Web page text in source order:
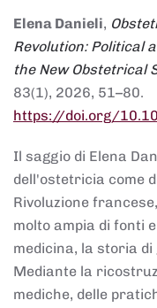
Elena Danieli,
Revolution: Political
the New Obstetrical
83(1), 2026, 51–80.
https://doi.org/
Il saggio di Elena
dell'ostetricia come
Rivoluzione
molto ampia di fonti
medicina, la storia
Mediante la
mediche, delle